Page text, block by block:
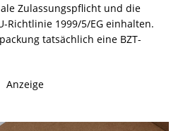
Zulassungspflicht und die
Richtlinie 1999/5/EG einhalten.
tatsächlich eine BZT-
Anzeige